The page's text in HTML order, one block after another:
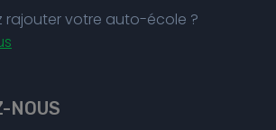
rajouter votre auto-école ?
NOUS